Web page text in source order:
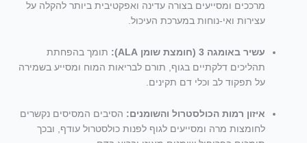
מרככים ומסייעים בצורה עדינה ואפקטיבית ביותר להקלה על
עצירות ואי-נוחות במערכת העיכול.
עשיר באומגה 3 (חומצת שומן ALA):
תומך בהפחתת
תהליכים דלקתיים בגוף, תורם לבריאות המוח ומסייע בשמירה
על תפקוד לב וכלי דם תקינים.
איזון רמות הכולסטרול והשומנים: הסיבים המסיסים נקשרים
לחומצות מרה ומסייעים לגוף לפנות כולסטרול עודף, ובכך